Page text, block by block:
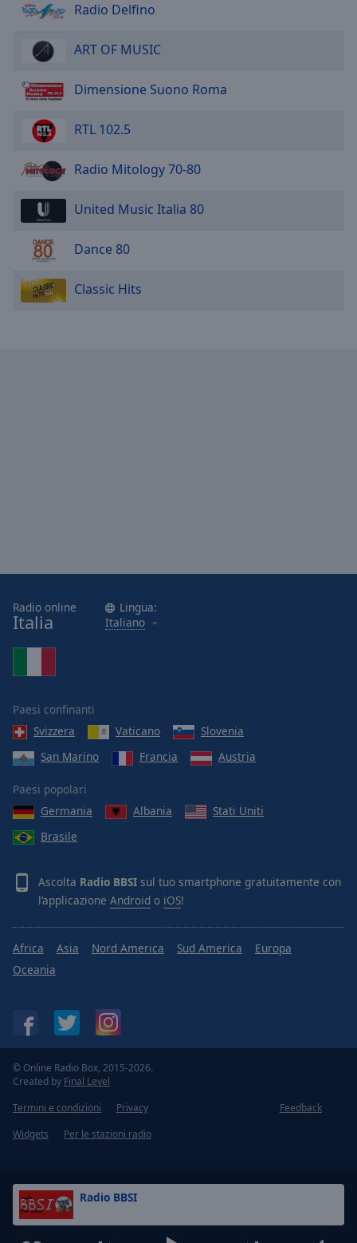
Radio BBSI
Radio Delfino
ART OF MUSIC
Dimensione Suono Roma
RTL 102.5
Radio Mitology 70-80
United Music Italia 80
Dance 80
Classic Hits
Radio online
Italia
Lingua:
Italiano
Paesi confinanti
Svizzera
Vaticano
Slovenia
San Marino
Francia Austria
Paesi popolari
Germania
Albania
Stati Uniti
Brasile
Ascolta Radio BBSI sul tuo smartphone gratuitamente con
l’applicazione Android o iOS!
Africa Asia Nord America Sud America
Europa
Oceania
© Online Radio Box, 2015-2026.
Created by Final Level
Termini e condizioni
Privacy
Feedback
Widgets
Per le stazioni radio